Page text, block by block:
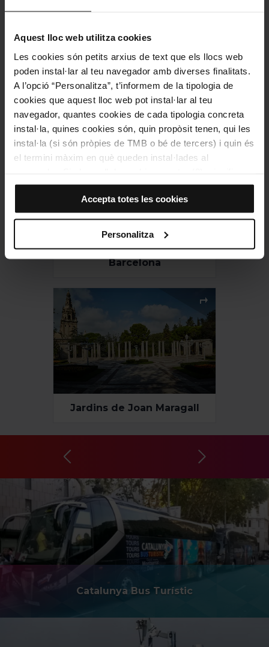
Aquest lloc web utilitza cookies
Les cookies són petits arxius de text que els llocs web
poden instal·lar al teu navegador amb diverses finalitats.
A l’opció “Personalitza”, t’informem de la tipologia de
cookies que aquest lloc web pot instal·lar al teu
navegador, quantes cookies de cada tipologia concreta
instal·la, quines cookies són, quin propòsit tenen, qui les
instal·la (si són pròpies de TMB o bé de tercers) i quin és
el termini màxim en què queden instal·lades al
que no instal·la cap cookie d’aquesta tipologia.
Si tries l’opció “Accepta totes les cookies”, permets que
totes aquestes cookies s’instal·lin al teu navegador.
El selector que es troba a la dreta de cada tipologia de
cookies d’aquella classe.
clic sobre “Selecciona i configura”. Així, s’instal·laran
només les cookies de la tipologia que hagis seleccionat
prèviament. Et suggerim que seleccionis les cookies de
personalització, perquè permeten recordar les teves
opcions de navegació (com ara l’idioma) i milloren la teva
experiència d’usuari.
Les cookies necessàries són imprescindibles per al
funcionament del web i, per tant, si no les acceptes, no
pots començar a navegar-hi. Només pots consultar la
“Gestor de cookies”, que trobaràs al menú de la part
Accepta totes les cookies
Personalitza
Museu Nacional d'Art de
Catalunya
Museu Etnològic de
Barcelona
Jardins de Joan Maragall
Catalunya Bus Turístic